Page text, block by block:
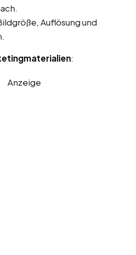
Auflösung und
:
Anzeige